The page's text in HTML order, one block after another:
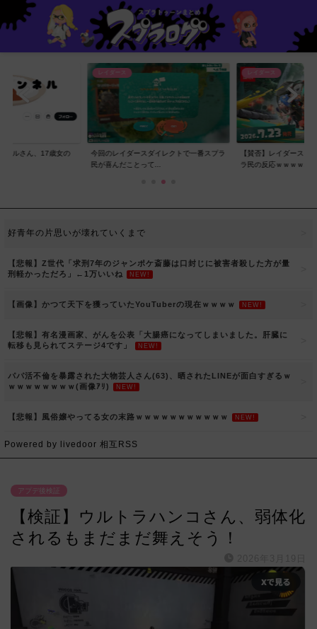
ネルさん、17歳女の
レイダース
今回のレイダースダイレクトで一番スプラ
民が喜んだことって...
レイダース
【賛否】レイダースダ
ラ民の反応ｗｗｗｗ...
好青年の片思いが壊れていくまで
【悲報】Z世代「求刑7年のジャンポケ斎藤は口封じに被害者殺した方が量
刑軽かっただろ」←1万いいね
NEW!
【画像】かつて天下を獲っていたYouTuberの現在ｗｗｗｗ NEW!
【悲報】有名漫画家、がんを公表「大腸癌になってしまいました。肝臓に
転移も見られてステージ4です」
NEW!
パパ活不倫を暴露された大物芸人さん(63)、晒されたLINEが面白すぎるｗ
ｗｗｗｗｗｗｗｗ(画像ｱﾘ)
NEW!
【悲報】風俗嬢やってる女の末路ｗｗｗｗｗｗｗｗｗｗｗ NEW!
Powered by livedoor 相互RSS
アプデ後検証
【検証】ウルトラハンコさん、弱体化
されるもまだまだ舞えそう！